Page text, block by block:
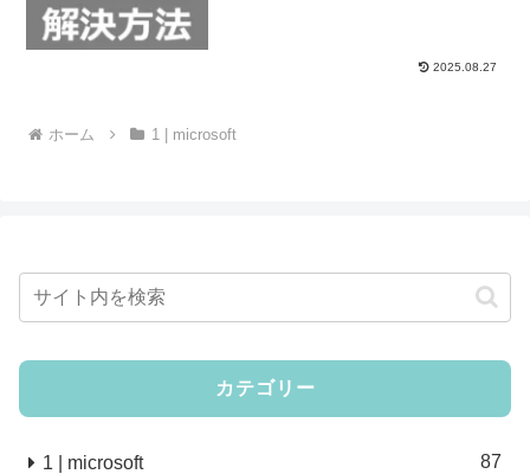
2025.08.27
ホーム 1 | microsoft
カテゴリー
1 | microsoft 87